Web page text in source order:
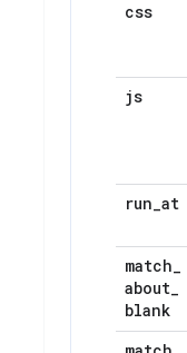
css
js
run_at
match_
about_
blank